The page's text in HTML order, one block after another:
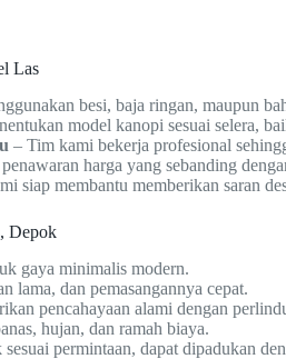
Las
besi, baja ringan, maupun
model kanopi sesuai selera,
– Tim kami bekerja profesional
harga yang sebanding
siap membantu memberikan saran
Depok
gaya minimalis modern.
lama, dan pemasangannya cepat.
pencahayaan alami dengan
hujan, dan ramah biaya.
permintaan, dapat dipadukan